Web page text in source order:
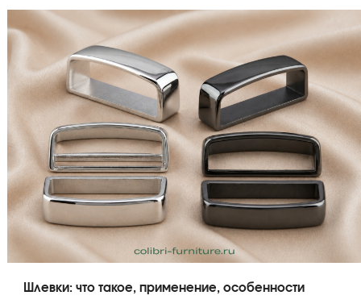
Шлевки: что такое, применение, особенности